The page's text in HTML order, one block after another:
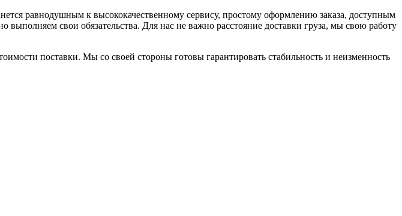
равнодушным к высококачественному сервису, простому оформлению заказа, доступным
свои обязательства. Для нас не важно расстояние доставки груза, мы свою работу
поставки. Мы со своей стороны готовы гарантировать стабильность и неизменность